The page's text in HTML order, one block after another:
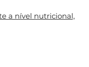
a nível nutricional,